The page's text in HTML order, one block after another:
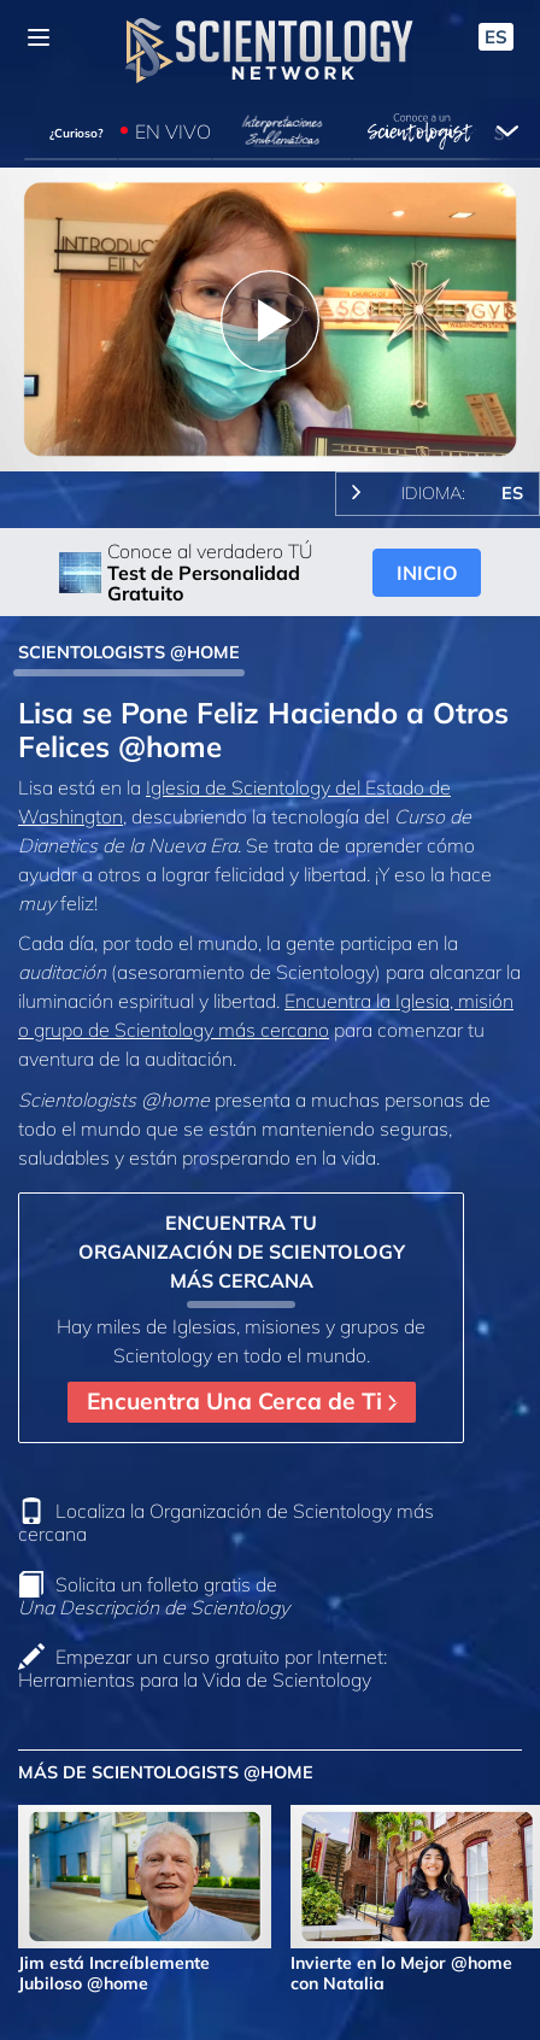
ES
¿Curioso? EN VIVO
Play
Video
IDIOMA: ES
Conoce al verdadero TÚ
Test de Personalidad
Gratuito
INICIO
SCIENTOLOGISTS @HOME
Lisa se Pone Feliz Haciendo a Otros
Felices @home
Lisa está en la Iglesia de Scientology del Estado de
Washington , descubriendo la tecnología del Curso de
Dianetics de la Nueva Era. Se trata de aprender cómo
ayudar a otros a lograr felicidad y libertad. ¡Y eso la hace
muyfeliz!
Cada día, por todo el mundo, la gente participa en la
auditación(asesoramiento de Scientology) para alcanzar la
iluminación espiritual y libertad. Encuentra la Iglesia, misión
o grupo de Scientology más cercano para comenzar tu
aventura de la auditación.
Scientologists @home presenta a muchas personas de
todo el mundo que se están manteniendo seguras,
saludables y están prosperando en la vida.
ENCUENTRA TU
ORGANIZACIÓN DE SCIENTOLOGY
MÁS CERCANA
Hay miles de Iglesias, misiones y grupos de
Scientology en todo el mundo.
Encuentra Una Cerca de Ti
Localiza la Organización de Scientology más
cercana
Solicita un folleto gratis de
Una Descripción de Scientology
Empezar un curso gratuito por Internet:
Herramientas para la Vida de Scientology
MÁS DE SCIENTOLOGISTS @HOME
Jim está Increíblemente
Jubiloso @home
Invierte en lo Mejor @home
con Natalia